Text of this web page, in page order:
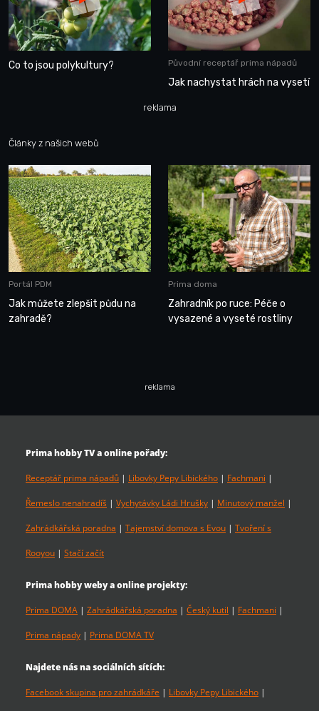
Co to jsou polykultury? Původní receptář prima nápadů
Jak nachystat hrách na vysetí
reklama
Články z našich webů
Portál PDM
Jak můžete zlepšit půdu na
zahradě?
Prima doma
Zahradník po ruce: Péče o
vysazené a vyseté rostliny
reklama
Prima hobby TV a online pořady:
Receptář prima nápadů | Libovky Pepy Libického | Fachmani |
Řemeslo nenahradíš | Vychytávky Ládi Hrušky | Minutový manžel |
Zahrádkářská poradna | Tajemství domova s Evou | Tvoření s
Rooyou | Stačí začít
Prima hobby weby a online projekty:
Prima DOMA | Zahrádkářská poradna | Český kutil | Fachmani |
Prima nápady | Prima DOMA TV
Najdete nás na sociálních sítích:
Facebook skupina pro zahrádkáře | Libovky Pepy Libického |